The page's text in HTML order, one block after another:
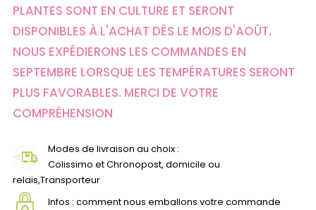
PLANTES SONT EN CULTURE ET SERONT
DISPONIBLES À L'ACHAT DÈS LE MOIS D'AOÛT.
NOUS EXPÉDIERONS LES COMMANDES EN
SEPTEMBRE LORSQUE LES TEMPÉRATURES SERONT
PLUS FAVORABLES. MERCI DE VOTRE
COMPRÉHENSION
Modes de livraison au choix :
Colissimo et Chronopost, domicile ou
relais,Transporteur
Infos : comment nous emballons votre commande